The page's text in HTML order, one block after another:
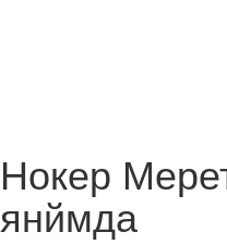
Нокер
янймда